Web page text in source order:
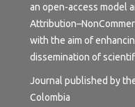
an open-access model
with the aim of
dissemination of
Journal published by
Colombia